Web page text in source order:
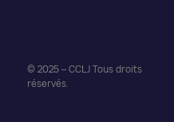
© 2025 – CCLJ Tous droits
réservés.